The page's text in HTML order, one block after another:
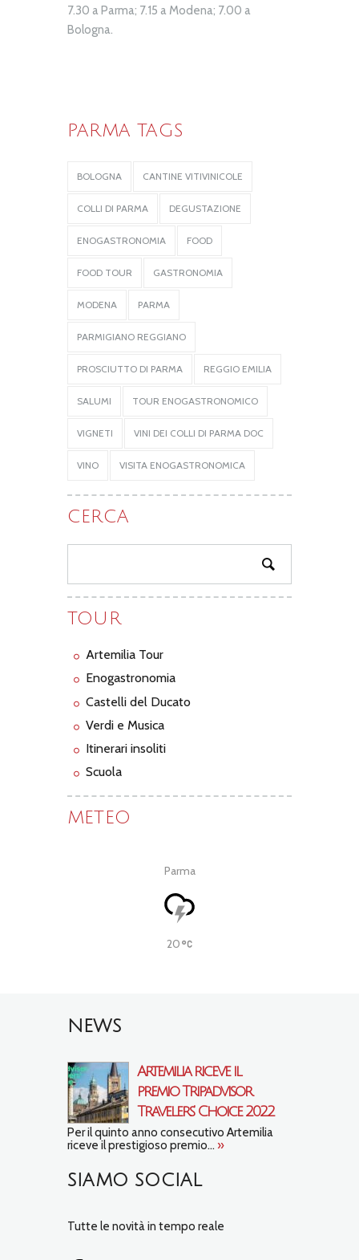
7.30 a Parma; 7.15 a Modena; 7.00 a
Bologna.
PARMA TAGS
BOLOGNA CANTINE VITIVINICOLE
COLLI DI PARMA DEGUSTAZIONE
ENOGASTRONOMIA FOOD
FOOD TOUR GASTRONOMIA
MODENA PARMA
PARMIGIANO REGGIANO
PROSCIUTTO DI PARMA REGGIO EMILIA
SALUMI TOUR ENOGASTRONOMICO
VIGNETI VINI DEI COLLI DI PARMA DOC
VINO VISITA ENOGASTRONOMICA
CERCA
TOUR
Artemilia Tour
Enogastronomia
Castelli del Ducato
Verdi e Musica
Itinerari insoliti
Scuola
METEO
Parma
20
NEWS
Artemilia riceve il
premio Tripadvisor
Travelers’ Choice 2022
Per il quinto anno consecutivo Artemilia
riceve il prestigioso premio... »
SIAMO SOCIAL
Tutte le novità in tempo reale